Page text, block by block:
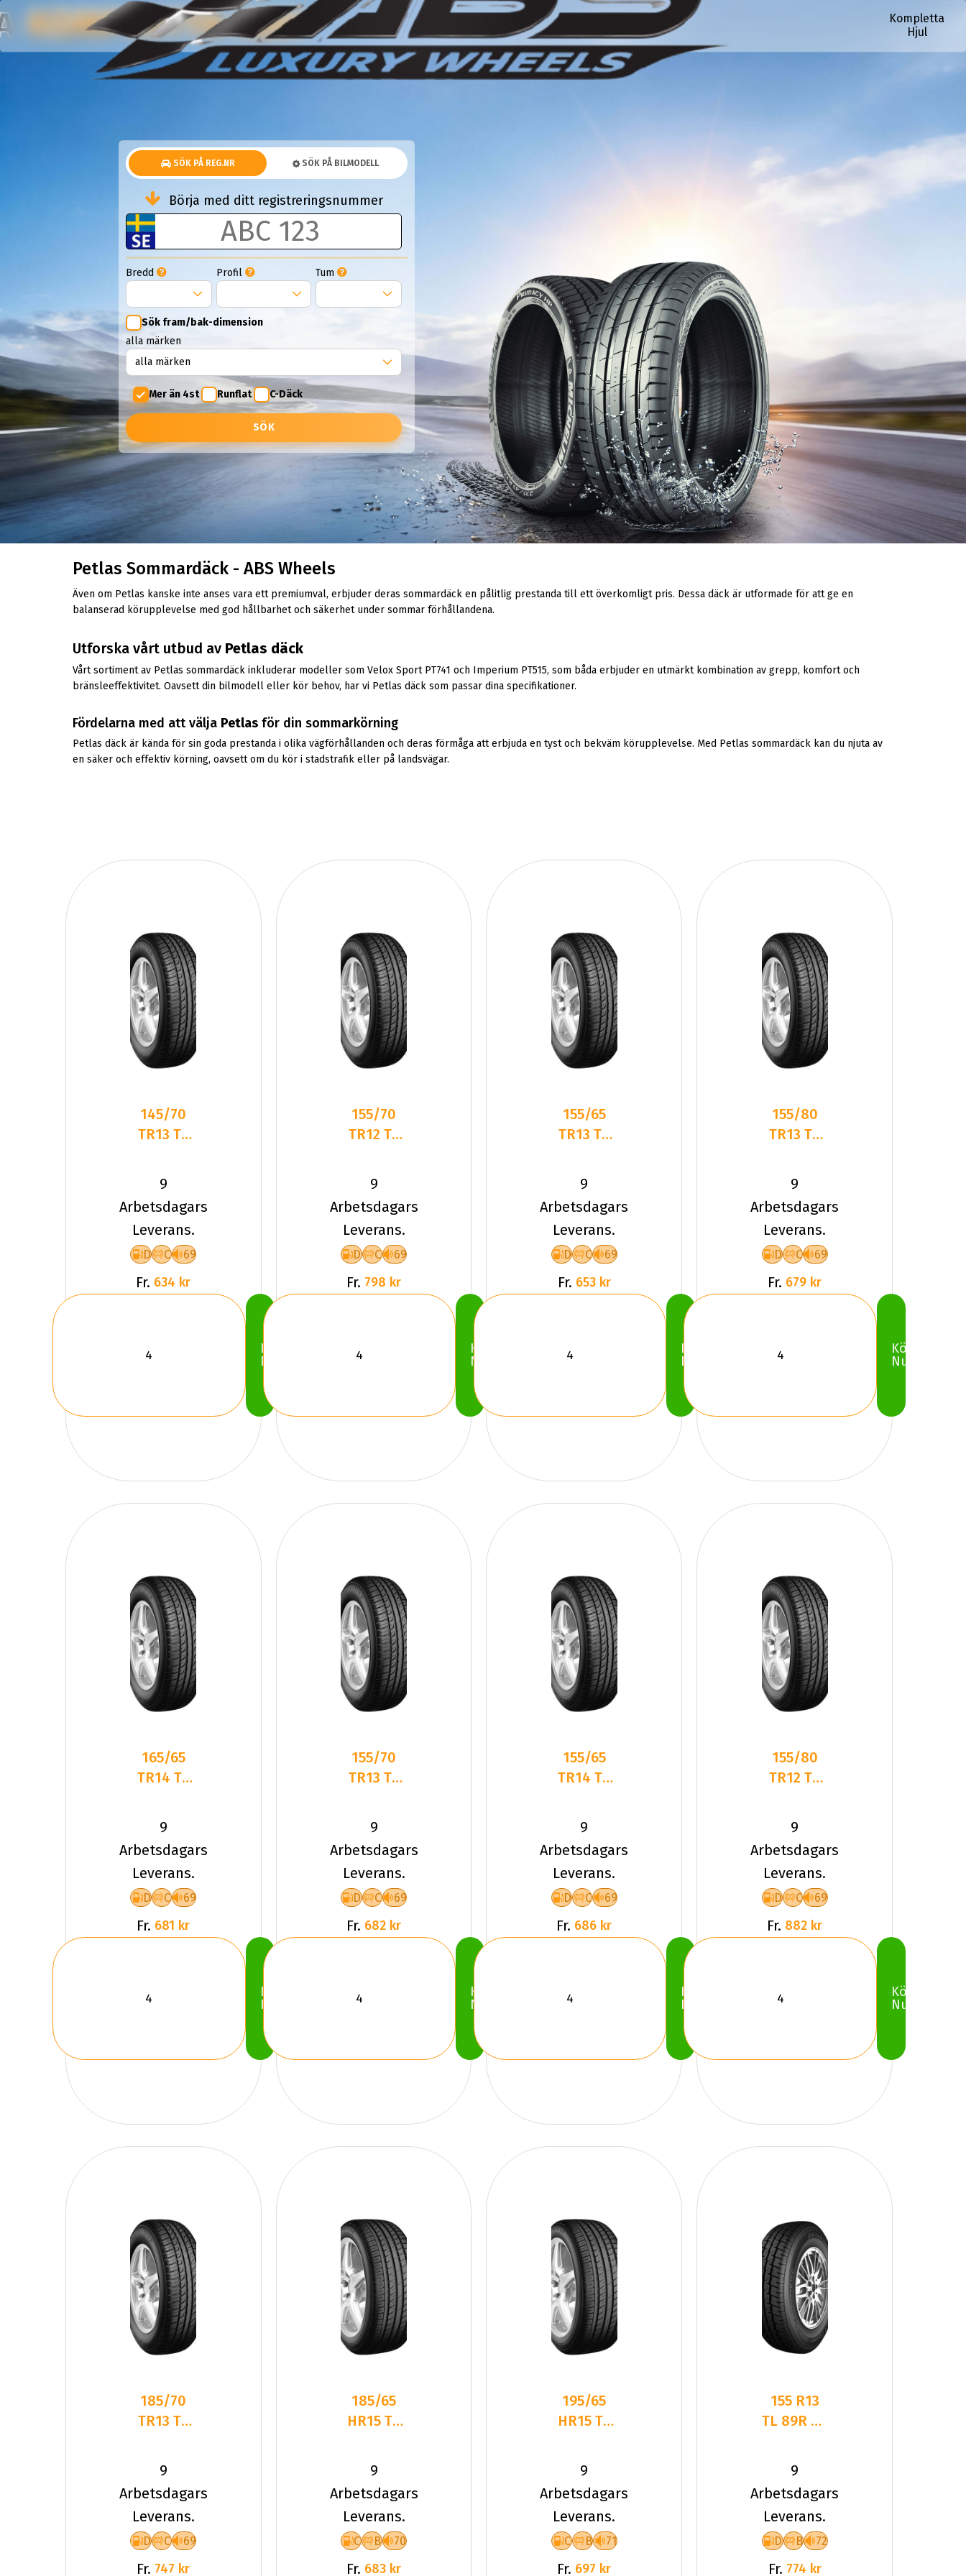
Kompletta
Hjul
KOMPLETTA HJUL
SÖK PÅ REG.NR SÖK PÅ BILMODELL
Börja med ditt registreringsnummer
Bredd Profil Tum
Sök fram/bak-dimension
alla märken
Mer än 4st Runflat C-Däck
SÖK
Petlas Sommardäck - ABS Wheels
Även om Petlas kanske inte anses vara ett premiumval, erbjuder deras sommardäck en pålitlig prestanda till ett överkomligt pris. Dessa däck är utformade för att ge en
balanserad körupplevelse med god hållbarhet och säkerhet under sommar förhållandena.
Utforska vårt utbud av Petlas däck
Vårt sortiment av Petlas sommardäck inkluderar modeller som Velox Sport PT741 och Imperium PT515, som båda erbjuder en utmärkt kombination av grepp, komfort och
bränsleeffektivitet. Oavsett din bilmodell eller kör behov, har vi Petlas däck som passar dina specifikationer.
Fördelarna med att välja Petlasför din sommarkörning
Petlas däck är kända för sin goda prestanda i olika vägförhållanden och deras förmåga att erbjuda en tyst och bekväm körupplevelse. Med Petlas sommardäck kan du njuta av
en säker och effektiv körning, oavsett om du kör i stadstrafik eller på landsvägar.
145/70
TR13 TL
ELEGANT
PT311
9
Arbetsdagars
Leverans.
D C 69
Fr. 634 kr
Köp
Nu
155/70
TR12 TL
ELEGANT
PT311
9
Arbetsdagars
Leverans.
D C 69
Fr. 798 kr
Köp
Nu
155/65
TR13 TL
ELEGANT
PT311
9
Arbetsdagars
Leverans.
D C 69
Fr. 653 kr
Köp
Nu
155/80
TR13 TL
ELEGANT
PT311
9
Arbetsdagars
Leverans.
D C 69
Fr. 679 kr
Köp
Nu
165/65
TR14 TL
ELEGANT
PT311
9
Arbetsdagars
Leverans.
D C 69
Fr. 681 kr
Köp
Nu
155/70
TR13 TL
ELEGANT
PT311
9
Arbetsdagars
Leverans.
D C 69
Fr. 682 kr
Köp
Nu
155/65
TR14 TL
ELEGANT
PT311
9
Arbetsdagars
Leverans.
D C 69
Fr. 686 kr
Köp
Nu
155/80
TR12 TL
ELEGANT
PT311
9
Arbetsdagars
Leverans.
D C 69
Fr. 882 kr
Köp
Nu
185/70
TR13 TL
ELEGANT
PT311
9
Arbetsdagars
Leverans.
D C 69
Fr. 747 kr
185/65
HR15 TL
IMPERIUM
PT515
9
Arbetsdagars
Leverans.
C B 70
Fr. 683 kr
195/65
HR15 TL
IMPERIUM
PT515
9
Arbetsdagars
Leverans.
C B 71
Fr. 697 kr
155 R13
TL 89R PT
POWER
PT825+
9
Arbetsdagars
Leverans.
D B 72
Fr. 774 kr